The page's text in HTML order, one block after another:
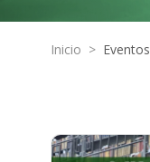
Inicio > Eventos